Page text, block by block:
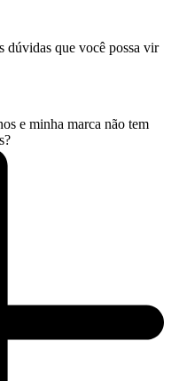
dúvidas que você possa vir
e minha marca não tem